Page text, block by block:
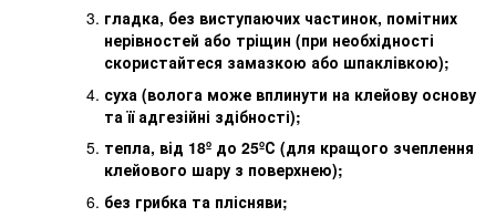
гладка, без виступаючих частинок, помітних
нерівностей або тріщин (при необхідності
скористайтеся замазкою або шпаклівкою);
суха (волога може вплинути на клейову основу
та її адгезійні здібності);
тепла, від 18º до 25ºС (для кращого зчеплення
клейового шару з поверхнею);
без грибка та плісняви;